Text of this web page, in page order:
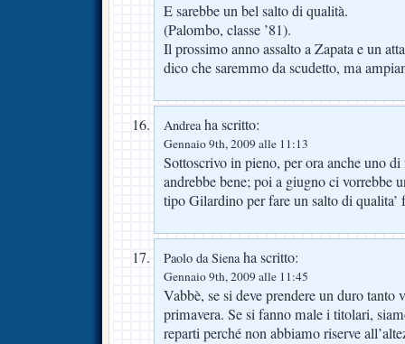
E sarebbe un bel salto di qualità.
(Palombo, classe ’81).
Il prossimo anno assalto a Zapata e un
dico che saremmo da scudetto, ma
Andreaha scritto:
Gennaio 9th, 2009 alle 11:13
Sottoscrivo in pieno, per ora anche uno
andrebbe bene; poi a giugno ci vorrebbe
tipo Gilardino per fare un salto di qualita’
Paolo da Sienaha scritto:
Gennaio 9th, 2009 alle 11:45
Vabbè, se si deve prendere un duro tanto
primavera. Se si fanno male i titolari,
reparti perché non abbiamo riserve